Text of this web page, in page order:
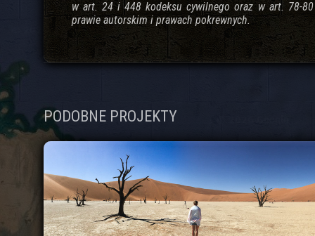
w art. 24 i 448 kodeksu cywilnego oraz w art. 78-
prawie autorskim i prawach pokrewnych.
PODOBNE PROJEKTY